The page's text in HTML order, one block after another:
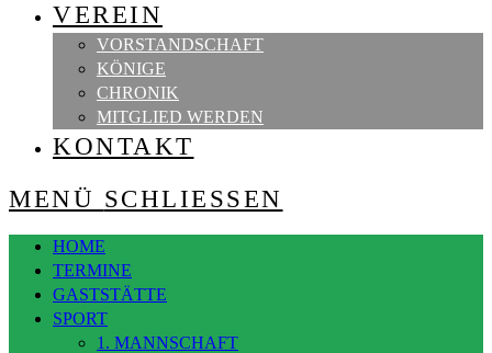
VEREIN
VORSTANDSCHAFT
KÖNIGE
CHRONIK
MITGLIED WERDEN
KONTAKT
MENÜ SCHLIESSEN
HOME
TERMINE
GASTSTÄTTE
SPORT
1. MANNSCHAFT